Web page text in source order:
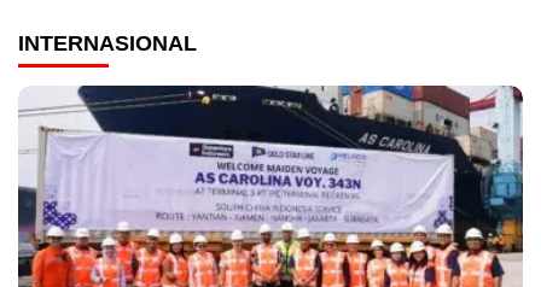
INTERNASIONAL